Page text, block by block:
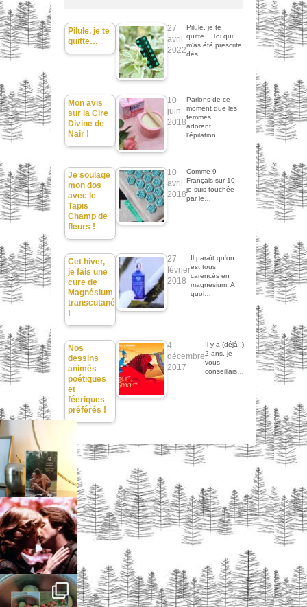
Pilule, je te
quitte…
27
avril
2022
Pilule, je te
quitte... Toi qui
m'as été prescrite
dès…
Mon avis
sur la Cire
Divine de
Nair !
10
juin
2018
Parlons de ce
moment que les
femmes
adorent...
l'épilation !…
Je soulage
mon dos
avec le
Tapis
Champ de
fleurs !
10
avril
2018
Comme 9
Français sur 10,
je suis touchée
par le…
Cet hiver,
je fais une
cure de
Magnésium
transcutané
!
27
février
2018
Il paraît qu'on
est tous
carencés en
magnésium. A
quoi…
Nos
dessins
animés
poétiques
et
féeriques
préférés !
4
décembre
2017
Il y a (déjà !)
2 ans, je
vous
conseillais…